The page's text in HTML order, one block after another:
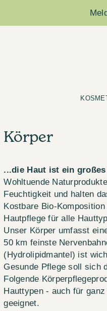
Körper
...die Haut ist ein
Wohltuende
Feuchtigkeit und halten
Kostbare Bio-
Hautpflege für alle
Unser Körper umfasst
50 km feinste
(Hydrolipidmantel) ist
Gesunde Pflege soll sich
Folgende
Hauttypen - auch für
geeignet.